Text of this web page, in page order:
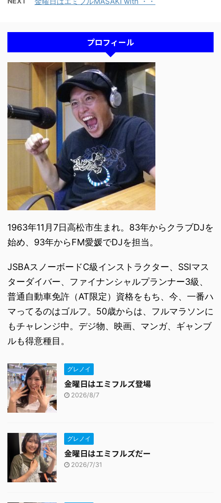
プロフィール
1963年11月7日高松市生まれ。83年からクラブDJを
始め、93年からFM愛媛でDJを担当。
JSBAスノーボードC級インストラクター、SSIマス
ターダイバー、ファイナンシャルプランナー3級、
普通自動車免許（AT限定）資格をもち、今、一番ハ
マってるのはゴルフ。50歳からは、フルマラソンに
もチャレンジ中。デジ物、映画、マンガ、ギャンブ
ルも得意種目。
グレノイ
金曜日はエミフルズ登場
2026/8/7
グレノイ
金曜日はエミフルズだー
2026/7/31